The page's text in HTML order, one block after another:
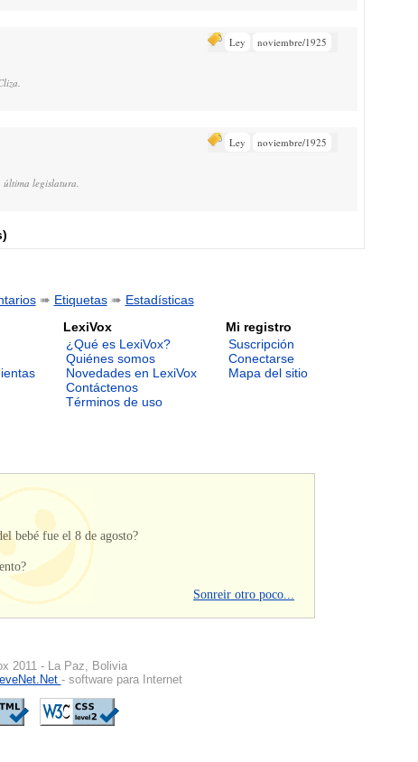
Ley noviembre/1925
Ley noviembre/1925
última legislatura.
➠ Etiquetas➠ Estadísticas
LexiVox
¿Qué es LexiVox?
Quiénes somos
Novedades en LexiVox
Contáctenos
Términos de uso
Mi registro
Suscripción
Conectarse
Mapa del sitio
bebé fue el 8 de agosto?
Sonreir otro poco...
2011 - La Paz, Bolivia
- software para Internet